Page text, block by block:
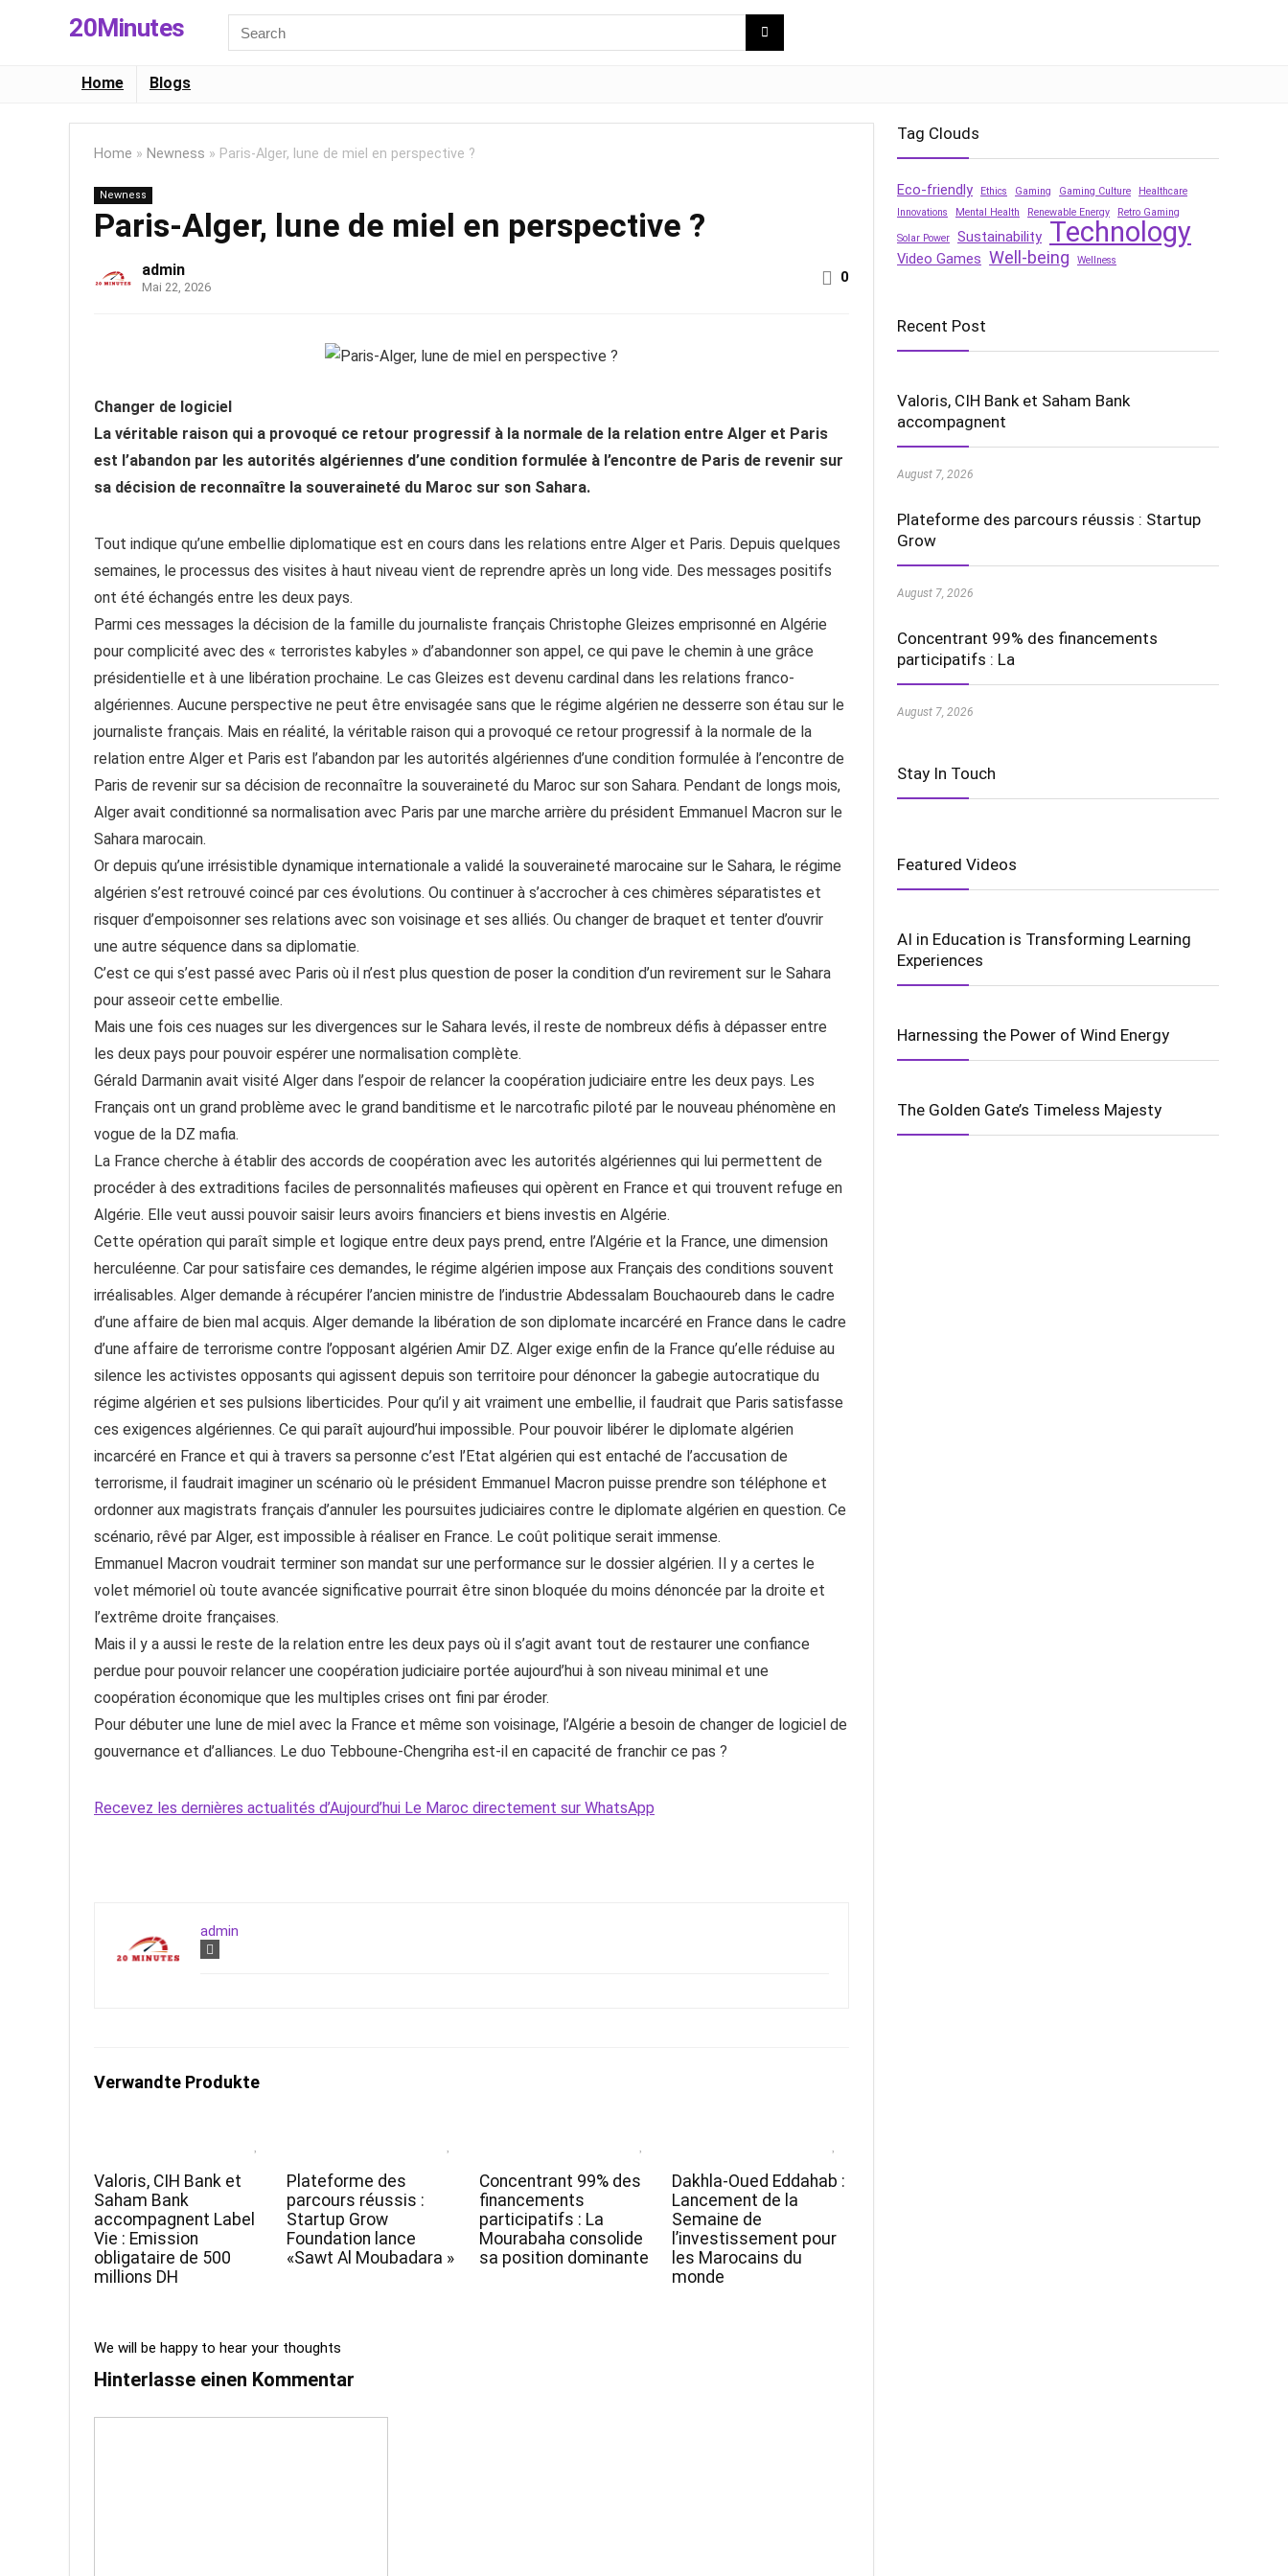
20Minutes
for:
Home Blogs
Home » Newness » Paris-Alger, lune de miel en perspective ?
Newness
Paris-Alger, lune de miel en perspective ?
admin
Mai 22, 2026
0
Changer de logiciel
La véritable raison qui a provoqué ce retour progressif à la normale de la relation entre Alger et Paris
est l’abandon par les autorités algériennes d’une condition formulée à l’encontre de Paris de revenir sur
sa décision de reconnaître la souveraineté du Maroc sur son Sahara.
Tout indique qu’une embellie diplomatique est en cours dans les relations entre Alger et Paris. Depuis quelques
semaines, le processus des visites à haut niveau vient de reprendre après un long vide. Des messages positifs
ont été échangés entre les deux pays.
Parmi ces messages la décision de la famille du journaliste français Christophe Gleizes emprisonné en Algérie
pour complicité avec des « terroristes kabyles » d’abandonner son appel, ce qui pave le chemin à une grâce
présidentielle et à une libération prochaine. Le cas Gleizes est devenu cardinal dans les relations franco-
algériennes. Aucune perspective ne peut être envisagée sans que le régime algérien ne desserre son étau sur le
journaliste français. Mais en réalité, la véritable raison qui a provoqué ce retour progressif à la normale de la
relation entre Alger et Paris est l’abandon par les autorités algériennes d’une condition formulée à l’encontre de
Paris de revenir sur sa décision de reconnaître la souveraineté du Maroc sur son Sahara. Pendant de longs mois,
Alger avait conditionné sa normalisation avec Paris par une marche arrière du président Emmanuel Macron sur le
Sahara marocain.
Or depuis qu’une irrésistible dynamique internationale a validé la souveraineté marocaine sur le Sahara, le régime
algérien s’est retrouvé coincé par ces évolutions. Ou continuer à s’accrocher à ces chimères séparatistes et
risquer d’empoisonner ses relations avec son voisinage et ses alliés. Ou changer de braquet et tenter d’ouvrir
une autre séquence dans sa diplomatie.
C’est ce qui s’est passé avec Paris où il n’est plus question de poser la condition d’un revirement sur le Sahara
pour asseoir cette embellie.
Mais une fois ces nuages sur les divergences sur le Sahara levés, il reste de nombreux défis à dépasser entre
les deux pays pour pouvoir espérer une normalisation complète.
Gérald Darmanin avait visité Alger dans l’espoir de relancer la coopération judiciaire entre les deux pays. Les
Français ont un grand problème avec le grand banditisme et le narcotrafic piloté par le nouveau phénomène en
vogue de la DZ mafia.
La France cherche à établir des accords de coopération avec les autorités algériennes qui lui permettent de
procéder à des extraditions faciles de personnalités mafieuses qui opèrent en France et qui trouvent refuge en
Algérie. Elle veut aussi pouvoir saisir leurs avoirs financiers et biens investis en Algérie.
Cette opération qui paraît simple et logique entre deux pays prend, entre l’Algérie et la France, une dimension
herculéenne. Car pour satisfaire ces demandes, le régime algérien impose aux Français des conditions souvent
irréalisables. Alger demande à récupérer l’ancien ministre de l’industrie Abdessalam Bouchaoureb dans le cadre
d’une affaire de bien mal acquis. Alger demande la libération de son diplomate incarcéré en France dans le cadre
d’une affaire de terrorisme contre l’opposant algérien Amir DZ. Alger exige enfin de la France qu’elle réduise au
silence les activistes opposants qui agissent depuis son territoire pour dénoncer la gabegie autocratique du
régime algérien et ses pulsions liberticides. Pour qu’il y ait vraiment une embellie, il faudrait que Paris satisfasse
ces exigences algériennes. Ce qui paraît aujourd’hui impossible. Pour pouvoir libérer le diplomate algérien
incarcéré en France et qui à travers sa personne c’est l’Etat algérien qui est entaché de l’accusation de
terrorisme, il faudrait imaginer un scénario où le président Emmanuel Macron puisse prendre son téléphone et
ordonner aux magistrats français d’annuler les poursuites judiciaires contre le diplomate algérien en question. Ce
scénario, rêvé par Alger, est impossible à réaliser en France. Le coût politique serait immense.
Emmanuel Macron voudrait terminer son mandat sur une performance sur le dossier algérien. Il y a certes le
volet mémoriel où toute avancée significative pourrait être sinon bloquée du moins dénoncée par la droite et
l’extrême droite françaises.
Mais il y a aussi le reste de la relation entre les deux pays où il s’agit avant tout de restaurer une confiance
perdue pour pouvoir relancer une coopération judiciaire portée aujourd’hui à son niveau minimal et une
coopération économique que les multiples crises ont fini par éroder.
Pour débuter une lune de miel avec la France et même son voisinage, l’Algérie a besoin de changer de logiciel de
gouvernance et d’alliances. Le duo Tebboune-Chengriha est-il en capacité de franchir ce pas ?
Recevez les dernières actualités d’Aujourd’hui Le Maroc directement sur WhatsApp
admin
Verwandte Produkte
Valoris, CIH Bank et
Saham Bank
accompagnent Label
Vie : Emission
obligataire de 500
millions DH
Plateforme des
parcours réussis :
Startup Grow
Foundation lance
«Sawt Al Moubadara »
Concentrant 99% des
financements
participatifs : La
Mourabaha consolide
sa position dominante
Dakhla-Oued Eddahab :
Lancement de la
Semaine de
l’investissement pour
les Marocains du
monde
We will be happy to hear your thoughts
Hinterlasse einen Kommentar
Tag Clouds
Eco-friendly Ethics Gaming Gaming Culture
Healthcare
Innovations
Mental Health Renewable Energy Retro Gaming
Solar Power Sustainability Technology
Video Games Well-being Wellness
Recent Post
Valoris, CIH Bank et Saham Bank
accompagnent
August 7, 2026
Plateforme des parcours réussis : Startup
Grow
August 7, 2026
Concentrant 99% des financements
participatifs : La
August 7, 2026
Stay In Touch
Featured Videos
AI in Education is Transforming Learning
Experiences
Harnessing the Power of Wind Energy
The Golden Gate’s Timeless Majesty